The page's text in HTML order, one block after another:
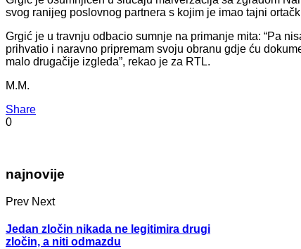
svog ranijeg poslovnog partnera s kojim je imao tajni
Grgić je u travnju odbacio sumnje na primanje mita: “Pa
prihvatio i naravno pripremam svoju obranu gdje ću
malo drugačije izgleda”, rekao je za RTL.
M.M.
Share
0
najnovije
Prev Next
Jedan zločin nikada ne legitimira drugi
zločin, a niti odmazdu